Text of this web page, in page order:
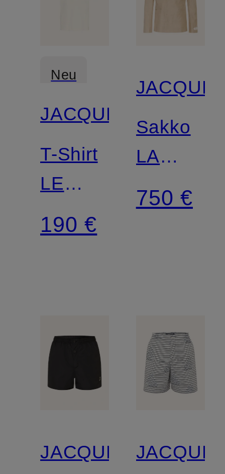
Neu
JACQUEMUS
T-Shirt
LE
TSHIRT
PALMIER
190 €
Sakko
LA
VESTE
MELO
750 €
JACQUEMUS